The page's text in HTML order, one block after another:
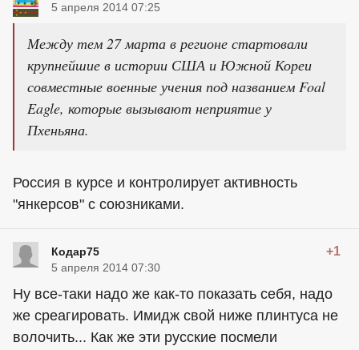
5 апреля 2014 07:25
Между тем 27 марта в регионе стартовали
крупнейшие в истории США и Южной Кореи
совместные военные учения под названием Foal
Eagle, которые вызывают неприятие у
Пхеньяна.
Россия в курсе и контролирует активность
"янкерсов" с союзниками.
Кодар75 +1
5 апреля 2014 07:30
Ну все-таки надо же как-то показать себя, надо
же среагировать. Имидж свой ниже плинтуса не
волочить... Как же эти русские посмели